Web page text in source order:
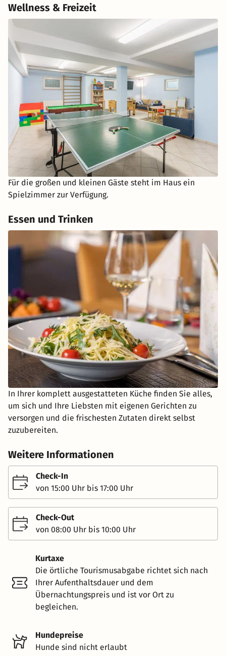
Wellness & Freizeit
Für die großen und kleinen Gäste steht im Haus ein
Spielzimmer zur Verfügung.
Essen und Trinken
In Ihrer komplett ausgestatteten Küche finden Sie alles,
um sich und Ihre Liebsten mit eigenen Gerichten zu
versorgen und die frischesten Zutaten direkt selbst
zuzubereiten.
Weitere Informationen
Check-In
von 15:00 Uhr bis 17:00 Uhr
Check-Out
von 08:00 Uhr bis 10:00 Uhr
Kurtaxe
Die örtliche Tourismusabgabe richtet sich nach
Ihrer Aufenthaltsdauer und dem
Übernachtungspreis und ist vor Ort zu
begleichen.
Hundepreise
Hunde sind nicht erlaubt